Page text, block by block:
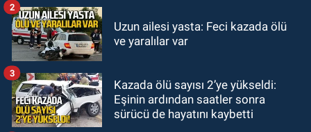
GÜNDEM
23:19 İstanbul Park satışta!
23:05Kozlu Belediyespor'dan
3.Lig'e transfer oldu
Uzun ailesi yasta: Feci kazada ölü
ve yaralılar var
2
Kazada ölü sayısı 2’ye yükseldi:
Eşinin ardından saatler sonra
sürücü de hayatını kaybetti
3